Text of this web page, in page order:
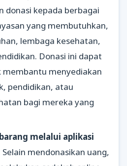
donasi kepada berbagai
yang membutuhkan,
lembaga kesehatan,
Donasi ini dapat
membantu menyediakan
pendidikan, atau
bagi mereka yang
melalui aplikasi
Selain mendonasikan uang,